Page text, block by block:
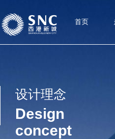
首页
Design
concept
设计理念